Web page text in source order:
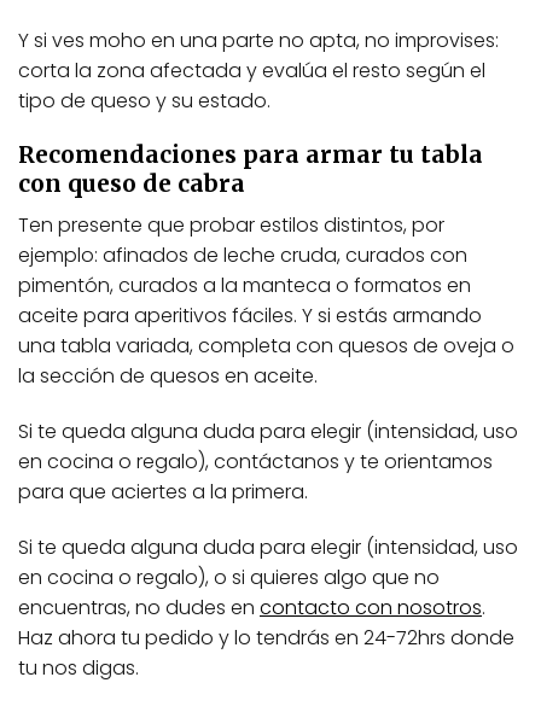
Y si ves moho en una parte no apta, no improvises:
corta la zona afectada y evalúa el resto según el
tipo de queso y su estado.
Recomendaciones para armar tu tabla
con queso de cabra
Ten presente que probar estilos distintos, por
ejemplo: afinados de leche cruda, curados con
pimentón, curados a la manteca o formatos en
aceite para aperitivos fáciles. Y si estás armando
una tabla variada, completa con quesos de oveja o
la sección de quesos en aceite.
Si te queda alguna duda para elegir (intensidad, uso
en cocina o regalo), contáctanos y te orientamos
para que aciertes a la primera.
Si te queda alguna duda para elegir (intensidad, uso
en cocina o regalo), o si quieres algo que no
encuentras, no dudes en contacto con nosotros.
Haz ahora tu pedido y lo tendrás en 24-72hrs donde
tu nos digas.